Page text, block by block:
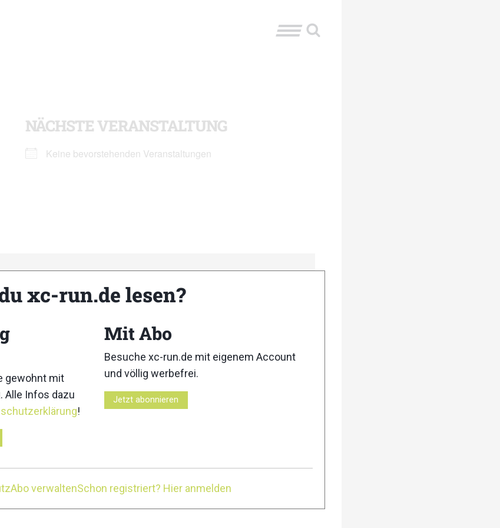
NÄCHSTE VERANSTALTUNG
Keine bevorstehenden Veranstaltungen
xc-run.de lesen?
gewohnt mit
Alle Infos dazu
!
Mit Abo
Besuche xc-run.de mit eigenem Account
und völlig werbefrei.
Jetzt abonnieren
Abo verwaltenSchon registriert? Hier anmelden